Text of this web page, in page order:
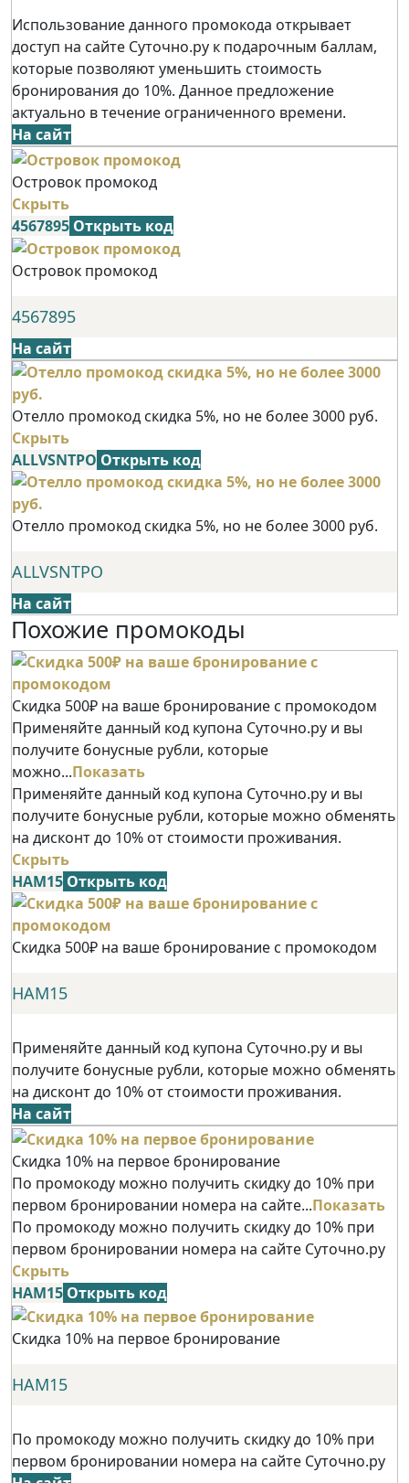
Использование данного промокода открывает
доступ на сайте Суточно.ру к подарочным баллам,
которые позволяют уменьшить стоимость
бронирования до 10%. Данное предложение
актуально в течение ограниченного времени.
На сайт
Островок промокод
Скрыть
4567895 Открыть код
Островок промокод
4567895
На сайт
Отелло промокод скидка 5%, но не более 3000 руб.
Скрыть
ALLVSNTPO Открыть код
Отелло промокод скидка 5%, но не более 3000 руб.
ALLVSNTPO
На сайт
Похожие промокоды
Скидка 500₽ на ваше бронирование с промокодом
Применяйте данный код купона Суточно.ру и вы
получите бонусные рубли, которые
можно...Показать
Применяйте данный код купона Суточно.ру и вы
получите бонусные рубли, которые можно обменять
на дисконт до 10% от стоимости проживания.
Скрыть
НАМ15 Открыть код
Скидка 500₽ на ваше бронирование с промокодом
НАМ15
Применяйте данный код купона Суточно.ру и вы
получите бонусные рубли, которые можно обменять
на дисконт до 10% от стоимости проживания.
На сайт
Скидка 10% на первое бронирование
По промокоду можно получить скидку до 10% при
первом бронировании номера на сайте...Показать
По промокоду можно получить скидку до 10% при
первом бронировании номера на сайте Суточно.ру
Скрыть
НАМ15 Открыть код
Скидка 10% на первое бронирование
НАМ15
По промокоду можно получить скидку до 10% при
первом бронировании номера на сайте Суточно.ру